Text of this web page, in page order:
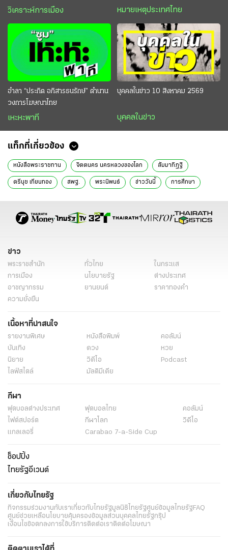
วิเคราะห์การเมือง หมายเหตุประเทศไทย
อำลา “ประกิต อภิสารธนรักษ์” ตำนาน
วงการโฆษณาไทย
เหะหะพาที
บุคคลในข่าว 10 สิงหาคม 2569
บุคคลในข่าว
แท็กที่เกี่ยวข้อง
หนังสือพระราชทาน จิตตนคร นครหลวงของโลก สัมมาทิฏฐิ
ตรีนุช เทียนทอง สพฐ. พระนิพนธ์ ข่าววันนี้ การศึกษา
ข่าว
พระราชสำนัก ทั่วไทย
ในกระแส
การเมือง
นโยบายรัฐ
ต่างประเทศ
อาชญากรรม
ยานยนต์
ราคาทองคำ
ความยั่งยืน
เนื้อหาที่น่าสนใจ
รายงานพิเศษ หนังสือพิมพ์
คอลัมน์
บันเทิง
ดวง
หวย
นิยาย
วิดีโอ
Podcast
ไลฟ์สไตล์
มัลติมีเดีย
กีฬา
ฟุตบอลต่่างประเทศ ฟุตบอลไทย
คอลัมน์
ไฟต์สปอร์ต
กีฬาโลก
วิดีโอ
แกลเลอรี่
Carabao 7-a-Side Cup
ช็อปปิ้ง
ไทยรัฐอีเวนต์
เกี่ยวกับไทยรัฐ
กิจกรรมร่วมงานกับเราเกี่ยวกับไทยรัฐมูลนิธิไทยรัฐศูนย์ข้อมูลไทยรัฐFAQ
ศูนย์ช่วยเหลือนโยบายคุ้มครองข้อมูลส่วนบุคคลไทยรัฐกรุ๊ป
เงื่อนไขข้อตกลงการใช้บริการติดต่อเราติดต่อโฆษณา